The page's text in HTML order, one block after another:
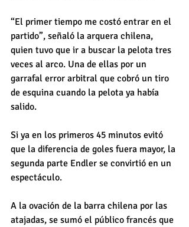
“El primer tiempo me costó entrar en el
partido”, señaló la arquera chilena,
quien tuvo que ir a buscar la pelota tres
veces al arco. Una de ellas por un
garrafal error arbitral que cobró un tiro
de esquina cuando la pelota ya había
salido.
Si ya en los primeros 45 minutos evitó
que la diferencia de goles fuera mayor, la
segunda parte Endler se convirtió en un
espectáculo.
A la ovación de la barra chilena por las
atajadas, se sumó el público francés que